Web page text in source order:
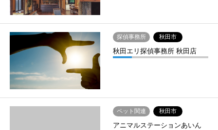
探偵事務所 秋田市
秋田エリ探偵事務所 秋田店
ペット関連 秋田市
アニマルステーションあいん